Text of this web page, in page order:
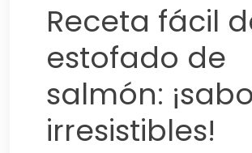
Receta fácil
estofado de
salmón:
irresistibles!